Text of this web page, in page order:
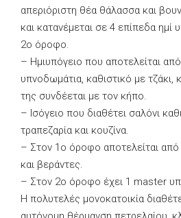
απεριόριστη θέα θάλασσα και
και κατανέμεται σε 4 επίπεδα ημί
2ο όροφο.
– Ημιυπόγειο που αποτελείται
υπνοδωμάτια, καθιστικό με τζάκι,
της συνδέεται με τον κήπο.
– Ισόγειο που διαθέτει σαλόνι
τραπεζαρία και κουζίνα.
– Στον 1ο όροφο αποτελείται
και βεράντες.
– Στον 2ο όροφο έχει 1 master
Η πολυτελές μονοκατοικία